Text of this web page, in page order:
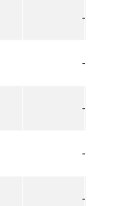
-
-
-
-
-